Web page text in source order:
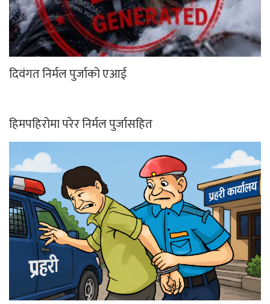
दिवंगत निर्मल पुर्जाको एआई
हिमपहिरोमा परेर निर्मल पुर्जासहित